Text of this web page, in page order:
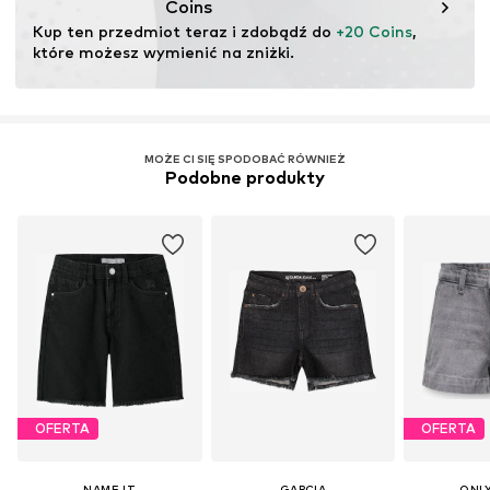
Coins
Kup ten przedmiot teraz i zdobądź do +20 Coins,
które możesz wymienić na zniżki.
MOŻE CI SIĘ SPODOBAĆ RÓWNIEŻ
Podobne produkty
OFERTA OFERTA